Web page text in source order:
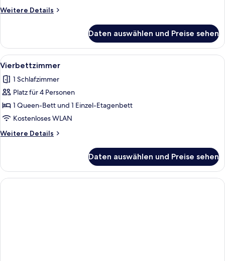
Weitere Details
Weitere
Daten auswählen und Preise sehen
Alle
Fotos
für
Vierbettzimmer
anzeigen
Vierbettzimmer | Schreibtisch,
4
Vierbettzimmer
1 Schlafzimmer
Platz für 4 Personen
1 Queen-Bett und 1 Einzel-Etagenbett
Kostenloses WLAN
Weitere Details
Weitere
Daten auswählen und Preise sehen